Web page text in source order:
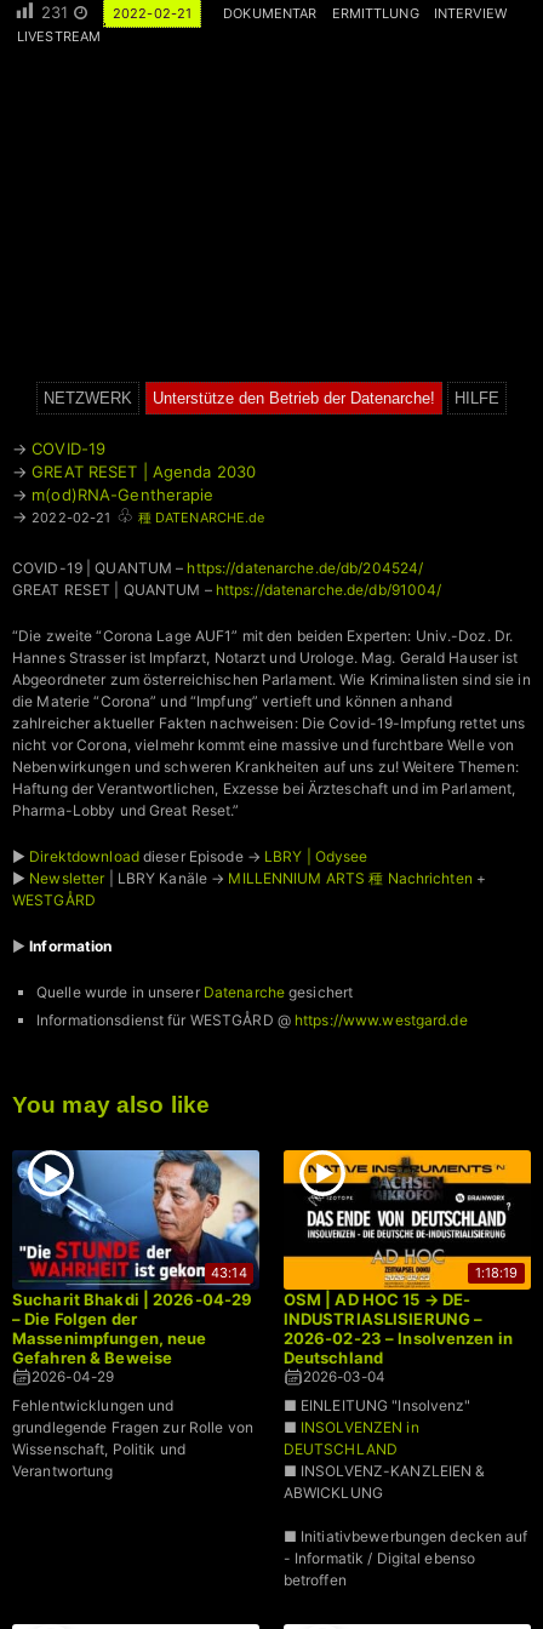
231 2022-02-21 DOKUMENTAR ERMITTLUNG
INTERVIEW
LIVESTREAM
NETZWERK Unterstütze den Betrieb der Datenarche! HILFE
→COVID-19
→GREAT RESET | Agenda 2030
→ m(od)RNA-Gentherapie
→ 2022-02-21 ♧ 種 DATENARCHE.de
COVID-19 | QUANTUM – https://datenarche.de/db/204524/
GREAT RESET | QUANTUM – https://datenarche.de/db/91004/
“Die zweite “Corona Lage AUF1” mit den beiden Experten: Univ.-Doz. Dr.
Hannes Strasser ist Impfarzt, Notarzt und Urologe. Mag. Gerald Hauser ist
Abgeordneter zum österreichischen Parlament. Wie Kriminalisten sind sie in
die Materie “Corona” und “Impfung” vertieft und können anhand
zahlreicher aktueller Fakten nachweisen: Die Covid-19-Impfung rettet uns
nicht vor Corona, vielmehr kommt eine massive und furchtbare Welle von
Nebenwirkungen und schweren Krankheiten auf uns zu! Weitere Themen:
Haftung der Verantwortlichen, Exzesse bei Ärzteschaft und im Parlament,
Pharma-Lobby und Great Reset.”
► Direktdownloaddieser Episode → LBRY | Odysee
► Newsletter | LBRY Kanäle → MILLENNIUM ARTS 種 Nachrichten +
WESTGÅRD
►Information
Quelle wurde in unserer Datenarchegesichert
Informationsdienst für WESTGÅRD @ https://www.westgard.de
You may also like
43:14
Sucharit Bhakdi | 2026-04-29
– Die Folgen der
Massenimpfungen, neue
Gefahren & Beweise
2026-04-29
Fehlentwicklungen und
grundlegende Fragen zur Rolle von
Wissenschaft, Politik und
Verantwortung
1:18:19
OSM | AD HOC 15 → DE-
INDUSTRIASLISIERUNG –
2026-02-23 – Insolvenzen in
Deutschland
2026-03-04
■ EINLEITUNG "Insolvenz"
■ INSOLVENZEN in
DEUTSCHLAND
■ INSOLVENZ-KANZLEIEN &
ABWICKLUNG
■ Initiativbewerbungen decken auf
- Informatik / Digital ebenso
betroffen